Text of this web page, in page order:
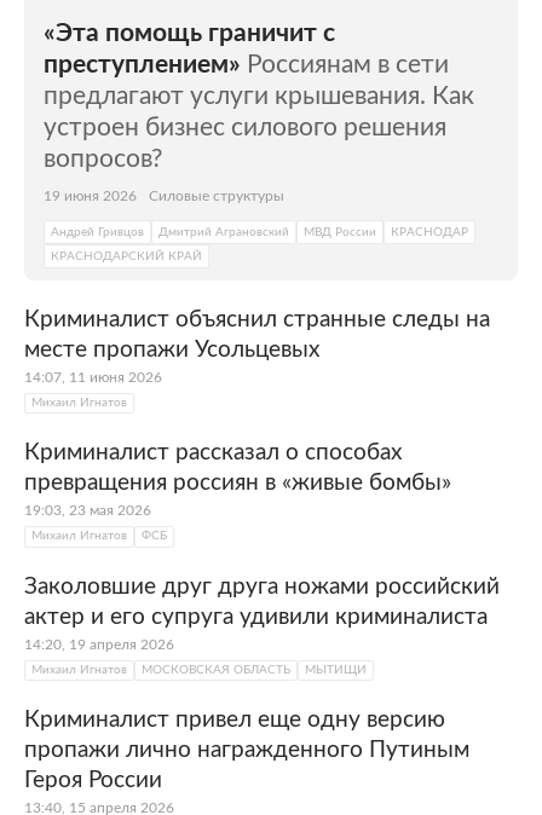
«Эта помощь граничит с
преступлением» Россиянам в сети
предлагают услуги крышевания. Как
устроен бизнес силового решения
вопросов?
19 июня 2026 Силовые структуры
Андрей Гривцов Дмитрий Аграновский МВД России
КРАСНОДАР
КРАСНОДАРСКИЙ КРАЙ
Криминалист объяснил странные следы на
месте пропажи Усольцевых
14:07, 11 июня 2026
Михаил Игнатов
Криминалист рассказал о способах
превращения россиян в «живые бомбы»
19:03, 23 мая 2026
Михаил Игнатов ФСБ
Заколовшие друг друга ножами российский
актер и его супруга удивили криминалиста
14:20, 19 апреля 2026
Михаил Игнатов МОСКОВСКАЯ ОБЛАСТЬ МЫТИЩИ
Криминалист привел еще одну версию
пропажи лично награжденного Путиным
Героя России
13:40, 15 апреля 2026